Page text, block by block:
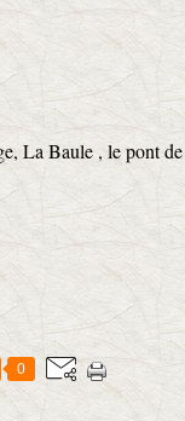
La Baule , le pont
0